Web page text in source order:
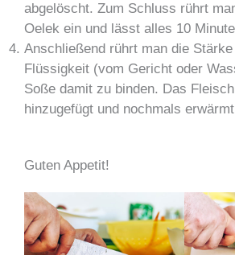
abgelöscht. Zum Schluss rührt
Oelek ein und lässt alles 10
Anschließend rührt man die
Flüssigkeit (vom Gericht oder
Soße damit zu binden. Das
hinzugefügt und nochmals
Guten Appetit!